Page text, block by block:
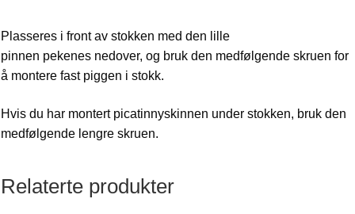
Plasseres i front av stokken med den lille
pinnen pekenes nedover, og bruk den medfølgende skruen for
å montere fast piggen i stokk.
Hvis du har montert picatinnyskinnen under stokken, bruk den
medfølgende lengre skruen.
Relaterte produkter